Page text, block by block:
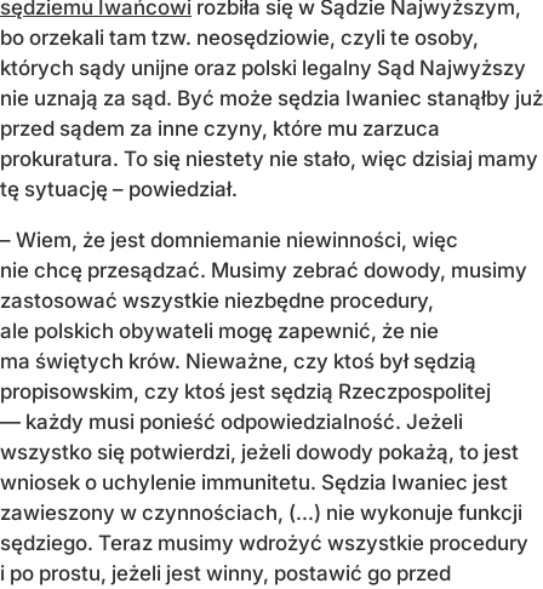
sędziemu Iwańcowi rozbiła się w Sądzie Najwyższym,
bo orzekali tam tzw. neosędziowie, czyli te osoby,
których sądy unijne oraz polski legalny Sąd Najwyższy
nie uznają za sąd. Być może sędzia Iwaniec stanąłby już
przed sądem za inne czyny, które mu zarzuca
prokuratura. To się niestety nie stało, więc dzisiaj mamy
tę sytuację – powiedział.
– Wiem, że jest domniemanie niewinności, więc
nie chcę przesądzać. Musimy zebrać dowody, musimy
zastosować wszystkie niezbędne procedury,
ale polskich obywateli mogę zapewnić, że nie
ma świętych krów. Nieważne, czy ktoś był sędzią
propisowskim, czy ktoś jest sędzią Rzeczpospolitej
— każdy musi ponieść odpowiedzialność. Jeżeli
wszystko się potwierdzi, jeżeli dowody pokażą, to jest
wniosek o uchylenie immunitetu. Sędzia Iwaniec jest
zawieszony w czynnościach, (...) nie wykonuje funkcji
sędziego. Teraz musimy wdrożyć wszystkie procedury
i po prostu, jeżeli jest winny, postawić go przed